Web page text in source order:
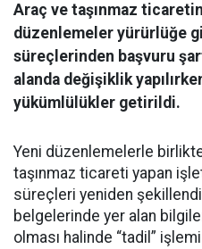
Araç ve taşınmaz
düzenlemeler yürürlüğe
süreçlerinden başvuru
alanda değişiklik
yükümlülükler getirildi.
Yeni düzenlemelerle
taşınmaz ticareti yapan
süreçleri yeniden
belgelerinde yer alan
olması halinde “tadil”